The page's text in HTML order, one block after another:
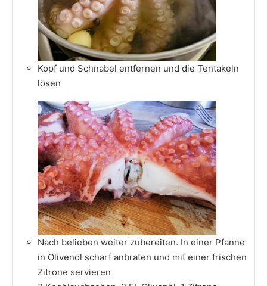
Kopf und Schnabel entfernen und die Tentakeln
lösen
Nach belieben weiter zubereiten. In einer Pfanne
in Olivenöl scharf anbraten und mit einer frischen
Zitrone servieren